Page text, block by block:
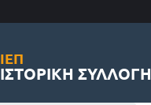
ΙΕΠ
ΙΣΤΟΡΙΚΉ ΣΥΛΛΟΓΉ